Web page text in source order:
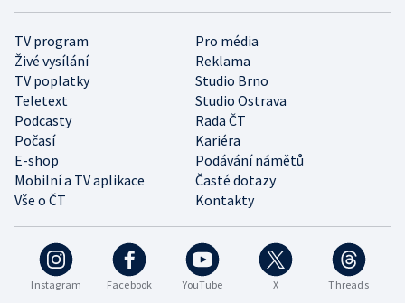
Instagram Facebook YouTube X Threads
TV program
Pro média
Živé vysílání
Reklama
TV poplatky
Studio Brno
Teletext
Studio Ostrava
Podcasty
Rada ČT
Počasí
Kariéra
E-shop
Podávání námětů
Mobilní a TV aplikace
Časté dotazy
Vše o ČT
Kontakty